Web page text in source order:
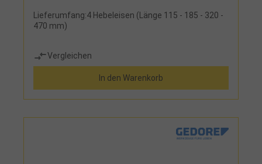
Lieferumfang:4 Hebeleisen (Länge 115 - 185 - 320 -
470 mm)
Vergleichen
In den Warenkorb